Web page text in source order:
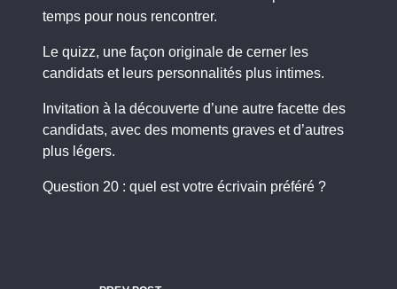
temps pour nous rencontrer.
Le quizz, une façon originale de cerner les
candidats et leurs personnalités plus intimes.
Invitation à la découverte d’une autre facette des
candidats, avec des moments graves et d’autres
plus légers.
Question 20 : quel est votre écrivain préféré ?